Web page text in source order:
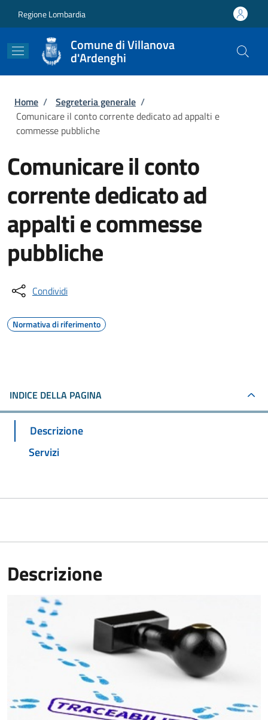
Regione Lombardia
Comune di Villanova
d'Ardenghi
Briciole di pane
Home / Segreteria generale /
Comunicare il conto corrente dedicato ad appalti e
commesse pubbliche
Comunicare il conto
corrente dedicato ad
appalti e commesse
pubbliche
Condividi
Normativa di riferimento
INDICE DELLA PAGINA
Descrizione
Servizi
Descrizione